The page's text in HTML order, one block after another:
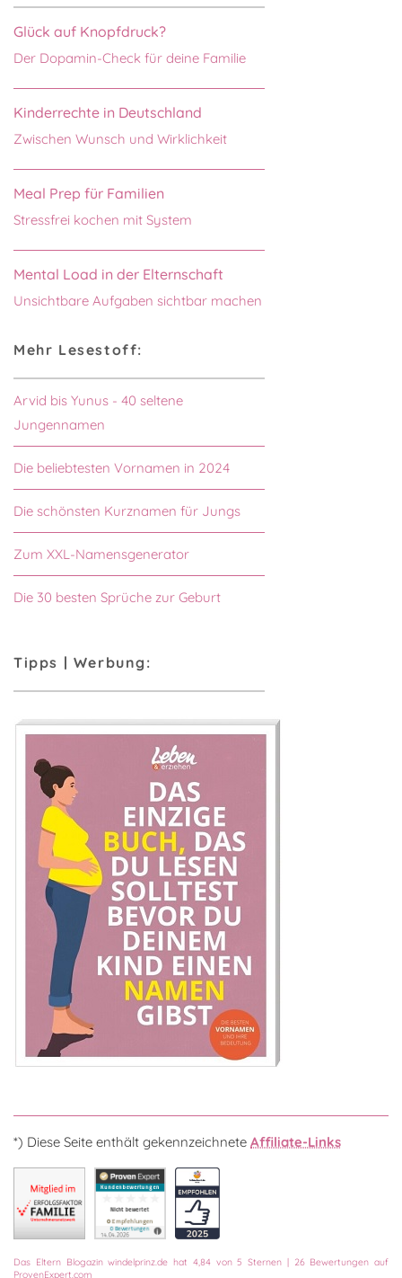
Glück auf Knopfdruck?
Der Dopamin-Check für deine Familie
Kinderrechte in Deutschland
Zwischen Wunsch und Wirklichkeit
Meal Prep für Familien
Stressfrei kochen mit System
Mental Load in der Elternschaft
Unsichtbare Aufgaben sichtbar machen
Mehr Lesestoff:
Arvid bis Yunus - 40 seltene
Jungennamen
Die beliebtesten Vornamen in 2024
Die schönsten Kurznamen für Jungs
Zum XXL-Namensgenerator
Die 30 besten Sprüche zur Geburt
Tipps | Werbung:
*) Diese Seite enthält gekennzeichnete Affiliate-Links
Das Eltern Blogazin windelprinz.de hat 4,84von5 Sternen | 26Bewertungen auf
ProvenExpert.com